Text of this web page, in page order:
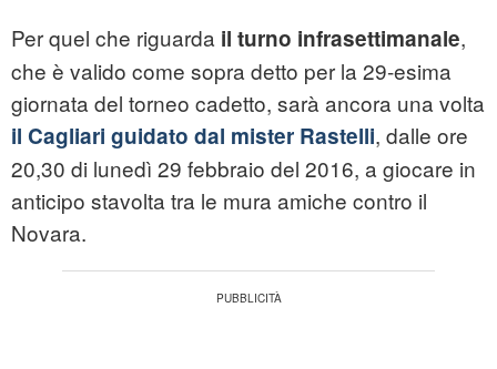
Per quel che riguarda il turno infrasettimanale,
che è valido come sopra detto per la 29-esima
giornata del torneo cadetto, sarà ancora una volta
il Cagliari guidato dal mister Rastelli, dalle ore
20,30 di lunedì 29 febbraio del 2016, a giocare in
anticipo stavolta tra le mura amiche contro il
Novara.